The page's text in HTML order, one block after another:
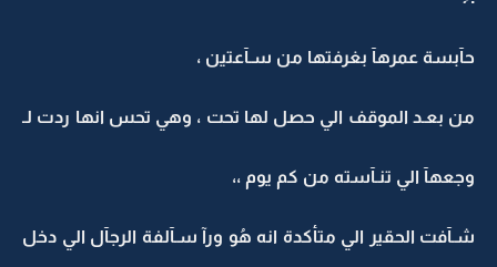
حآبسة عمرهآ بغرفتها من سـآعتين ،
من بعـد الموقف الي حصل لها تحت ، وهي تحس انها ردت لـ
وجعهآ الي تنـآسته من كم يوم ،،
شـآفت الحقير الي متأكدة انه هُو ورآ سـآلفة الرجآل الي دخل